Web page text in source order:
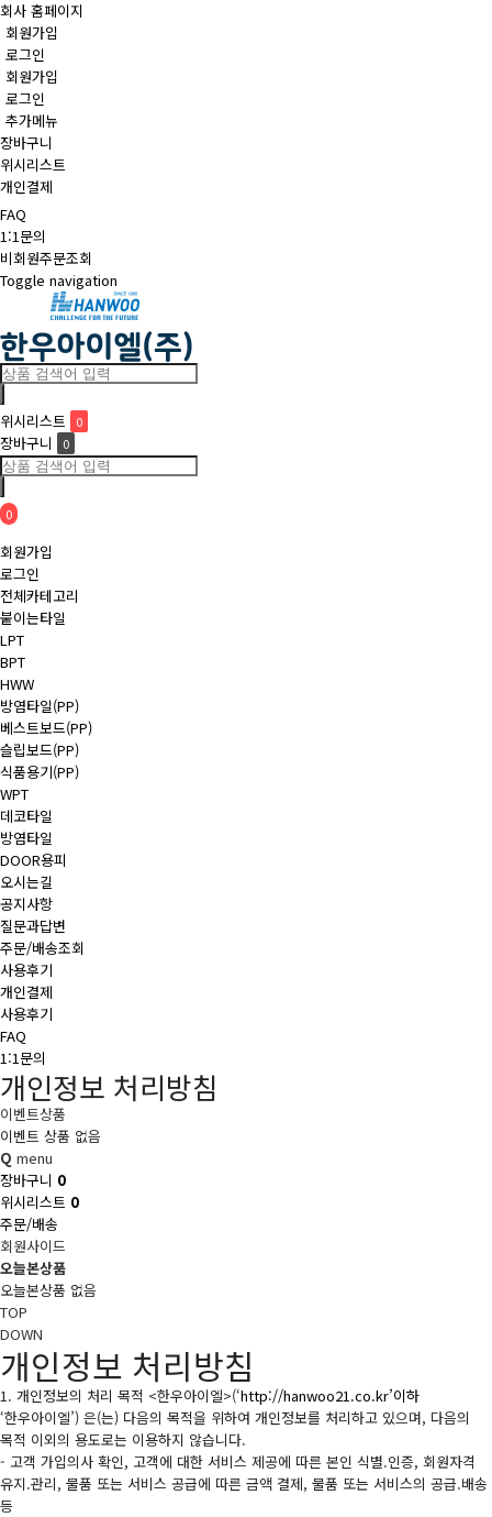
회사 홈페이지
회원가입
로그인
회원가입
로그인
추가메뉴
장바구니
위시리스트
개인결제
FAQ
1:1문의
비회원주문조회
Toggle navigation
위시리스트 0
장바구니 0
0
회원가입
로그인
전체카테고리
붙이는타일
LPT
BPT
HWW
방염타일(PP)
베스트보드(PP)
슬립보드(PP)
식품용기(PP)
WPT
데코타일
방염타일
DOOR용피
오시는길
공지사항
질문과답변
주문/배송조회
사용후기
개인결제
사용후기
FAQ
1:1문의
개인정보 처리방침
이벤트상품
이벤트 상품 없음
Q menu
장바구니 0
위시리스트 0
주문/배송
회원사이드
오늘본상품
오늘본상품 없음
TOP
DOWN
개인정보 처리방침
1. 개인정보의 처리 목적 <한우아이엘>(‘http://hanwoo21.co.kr’이하
‘한우아이엘’) 은(는) 다음의 목적을 위하여 개인정보를 처리하고 있으며, 다음의
목적 이외의 용도로는 이용하지 않습니다.
- 고객 가입의사 확인, 고객에 대한 서비스 제공에 따른 본인 식별.인증, 회원자격
유지.관리, 물품 또는 서비스 공급에 따른 금액 결제, 물품 또는 서비스의 공급.배송
등